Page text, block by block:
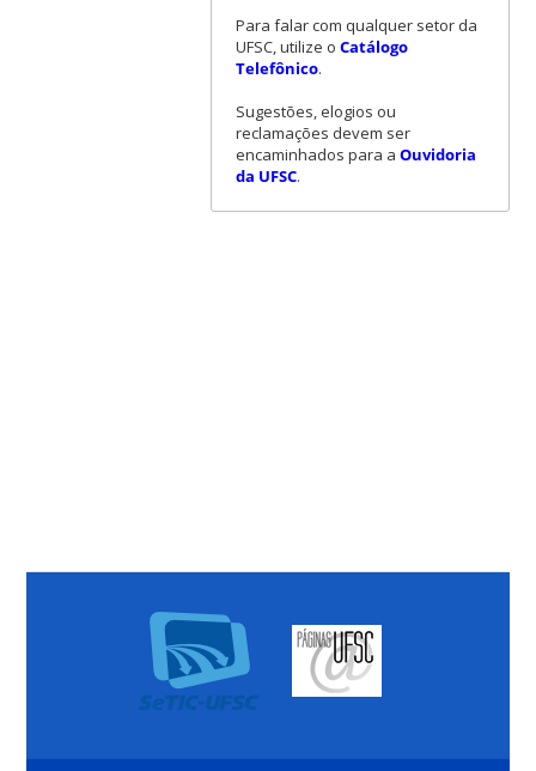
Para falar com qualquer setor da
UFSC, utilize o Catálogo
Telefônico.
Sugestões, elogios ou
reclamações devem ser
encaminhados para a Ouvidoria
da UFSC.